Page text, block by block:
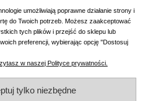
2,45 zł
do koszyka
umożliwiają poprawne działanie strony i
do Twoich potrzeb. Możesz zaakceptować
tych plików i przejść do sklepu lub
preferencji, wybierając opcję "Dostosuj
w naszej Polityce prywatności.
tylko niezbędne